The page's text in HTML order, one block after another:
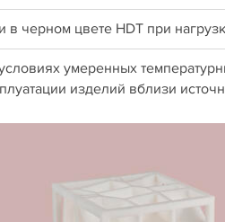
в черном цвете HDT при
умеренных
изделий вблизи